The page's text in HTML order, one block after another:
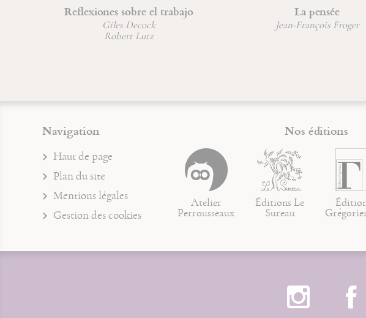
Reflexiones sobre el trabajo
Giles Decock
Robert Lutz
La pensée
Jean-François Froger
Navigation
Haut de page
Plan du site
Mentions légales
Gestion des cookies
Nos éditions
Atelier
Perrousseaux
Éditions Le
Sureau